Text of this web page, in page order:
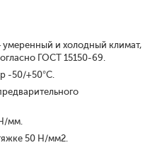
умеренный и холодный климат,
ГОСТ 15150-69.
-50/+50°С.
мм.
50 Н/мм2.